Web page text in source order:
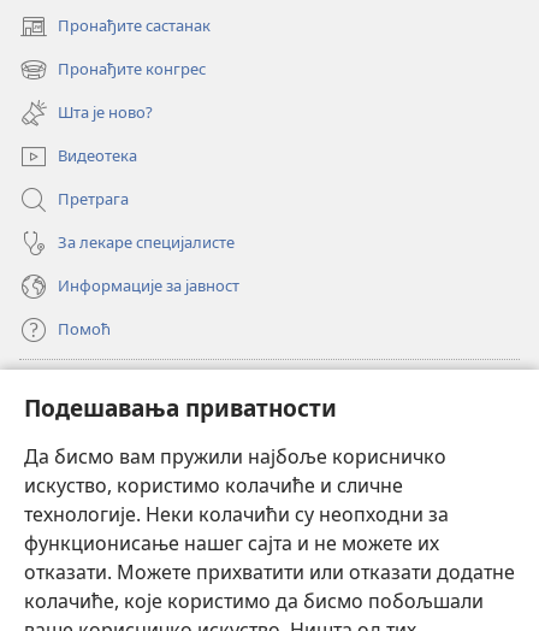
Подешавања приватности
Да бисмо вам пружили најбоље корисничко
искуство, користимо колачиће и сличне
технологије. Неки колачићи су неопходни за
функционисање нашег сајта и не можете их
отказати. Можете прихватити или отказати додатне
колачиће, које користимо да бисмо побољшали
Пронађите састанак
(отвара
нови
прозор)
Пронађите конгрес
(отвара
нови
прозор)
Шта је ново?
Видеотека
Претрага
За лекаре специјалисте
Информације за јавност
Помоћ
(отвара
нови
прозор)ОНЛАЈН БИБЛИОТЕКА Watchtower
(отвара
нови
прозор)JW Hub®
(отвара
нови
прозор)JW Library
Watchtower Library ®